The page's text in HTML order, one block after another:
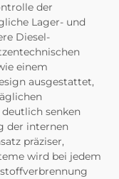
der
Lager- und
Diesel-
einem
ausgestattet,
senken
der internen
präziser,
wird bei jedem